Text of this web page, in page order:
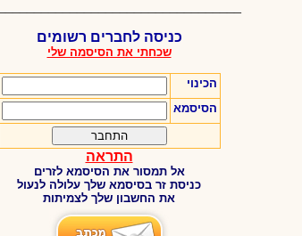
כניסה לחברים רשומים
שכחתי את הסיסמה שלי
הכינוי
הסיסמא
התראה
אל תמסור את הסיסמא לזרים
כניסת זר בסיסמא שלך עלולה לנעול
את החשבון שלך לצמיתות